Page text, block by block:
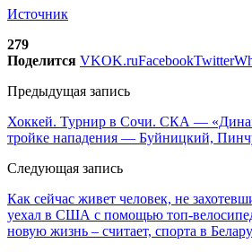
Источник
279
Поделится VKOK.ruFacebookTwitter
Предыдущая запись
Хоккей. Турнир в Сочи. СКА —
тройке нападения — Буйницкий,
Следующая запись
Как сейчас живет человек, не
уехал в США с помощью топ-
новую жизнь – считает, спорта в